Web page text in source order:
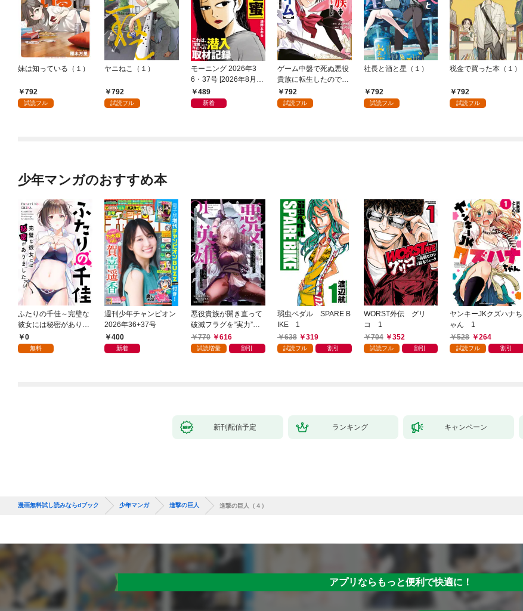
妹は知っている（１）
792
試読フル
ヤニねこ（１）
792
試読フル
モーニング 2026年3
6・37号 [2026年8月6
日発売]
489
新着
ゲーム中盤で死ぬ悪役
貴族に転生したので、
外れスキル【テイム】
を駆使して最強を目指
792
試読フル
社長と酒と星（１）
792
試読フル
税金で買った本（１）
792
試読フル
少年マンガのおすすめ本
ふたりの千佳～完璧な
彼女には秘密がありま
した(1)
0
無料
週刊少年チャンピオン
2026年36+37号
400
新着
悪役貴族が開き直って
破滅フラグを“実力”で
叩き折っていたら、い
つの間にかヒロイン達
770 616
試読増量 割引
弱虫ペダル SPARE B
IKE 1
638
319
試読フル 割引
WORST外伝 グリ
コ 1
704
352
試読フル 割引
ヤンキーJKクズハナち
ゃん 1
528
264
試読フル 割引
新刊配信予定 ランキング キャンペーン
漫画無料試し読みならdブック 少年マンガ 進撃の巨人 進撃の巨人（４）
アプリならもっと便利で快適に！